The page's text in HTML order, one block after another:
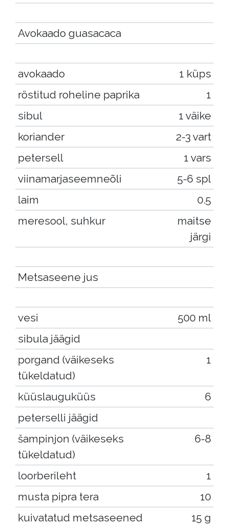
Avokaado guasacaca
avokaado
1 küps
röstitud roheline paprika
1
sibul
1 väike
koriander
2-3 vart
petersell
1 vars
viinamarjaseemneõli
5-6 spl
laim
0.5
meresool, suhkur
maitse
järgi
Metsaseene jus
vesi
500 ml
sibula jäägid
porgand (väikeseks
tükeldatud)
1
küüslauguküüs
6
peterselli jäägid
šampinjon (väikeseks
tükeldatud)
6-8
loorberileht
1
musta pipra tera
10
kuivatatud metsaseened
15 g